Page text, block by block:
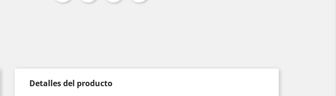
Detalles del producto